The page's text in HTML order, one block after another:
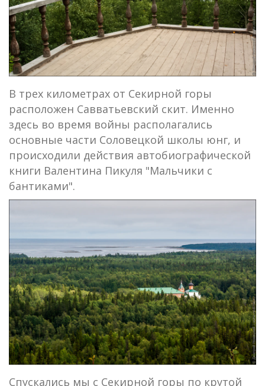
В трех километрах от Секирной горы
расположен Савватьевский скит. Именно
здесь во время войны располагались
основные части Соловецкой школы юнг, и
происходили действия автобиографической
книги Валентина Пикуля "Мальчики с
бантиками".
Спускались мы с Секирной горы по крутой